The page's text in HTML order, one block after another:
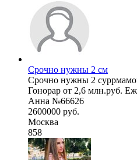
Срочно нужны 2 см
Срочно нужны 2
Гонорар от 2,6 млн.руб.
Анна №66626
2600000 руб.
Москва
858